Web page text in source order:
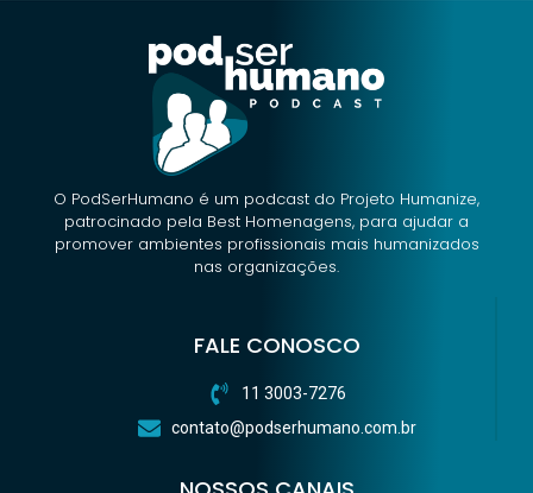
O PodSerHumano é um podcast do Projeto Humanize,
patrocinado pela Best Homenagens, para ajudar a
promover ambientes profissionais mais humanizados
nas organizações.
FALE CONOSCO
11 3003-7276
contato@podserhumano.com.br